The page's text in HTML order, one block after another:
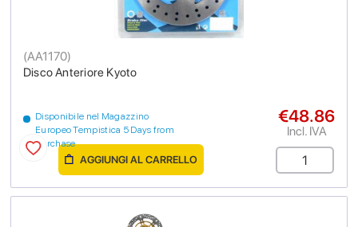
Disco Anteriore Kyoto
(AA1170)
Disponibile nel Magazzino
Europeo Tempistica 5 Days from
purchase
€48.86
Incl. IVA
AGGIUNGI AL CARRELLO